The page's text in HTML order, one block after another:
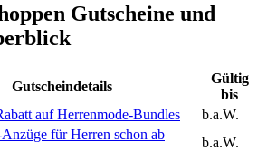
Gutscheine und
Gutscheindetails
Gültig
bis
auf Herrenmode-Bundles
b.a.W.
für Herren schon ab
b.a.W.